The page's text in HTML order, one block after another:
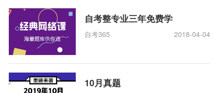
自考整专业三年免费学
自考365 2018-04-04
10月真题